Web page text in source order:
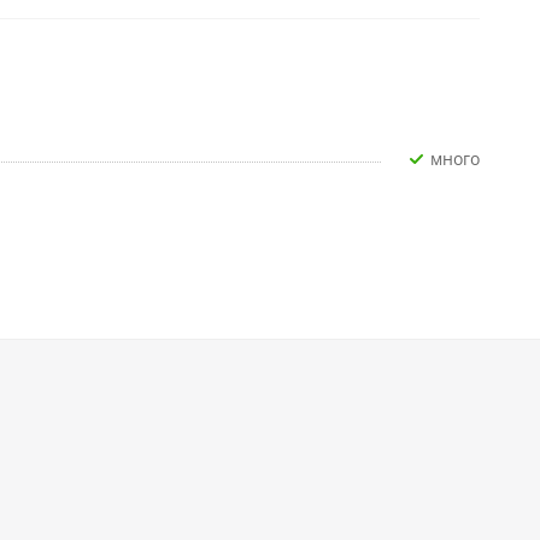
Много